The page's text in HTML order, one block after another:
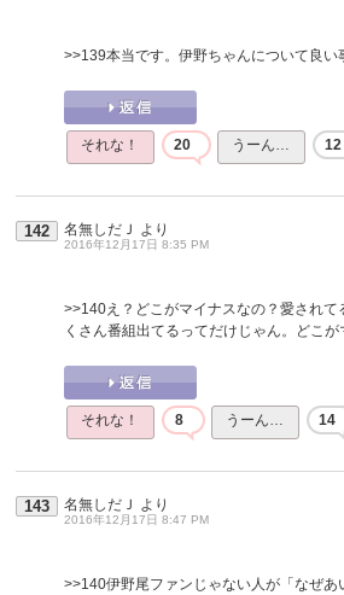
>>139本当です。伊野ちゃんについて良い
それな！ 20 うーん… 12
142 名無しだＪ より
2016年12月17日 8:35 PM
>>140え？どこがマイナスなの？愛され
くさん番組出てるってだけじゃん。どこが
それな！ 8 うーん… 14
143 名無しだＪ より
2016年12月17日 8:47 PM
>>140伊野尾ファンじゃない人が「なぜあ